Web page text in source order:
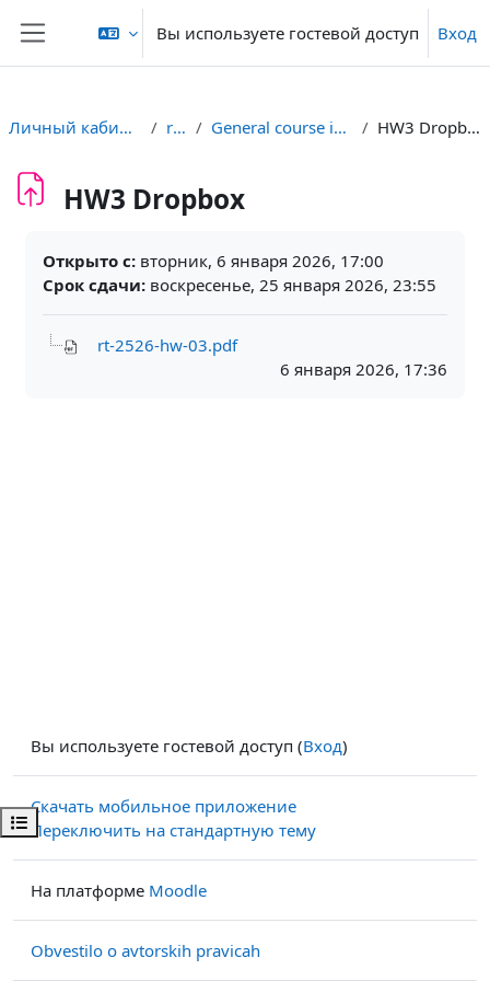
Перейти к основному содержанию
Боковая панель
Вы используете гостевой доступ Вход
Открыть оглавление курса
Личный кабинет rt2 General course info HW3 Dropbox
HW3 Dropbox
Открыто с: вторник, 6 января 2026, 17:00
Срок сдачи: воскресенье, 25 января 2026, 23:55
rt-2526-hw-03.pdf
6 января 2026, 17:36
Вы используете гостевой доступ (Вход)
Скачать мобильное приложение
Переключить на стандартную тему
На платформе Moodle
Obvestilo o avtorskih pravicah